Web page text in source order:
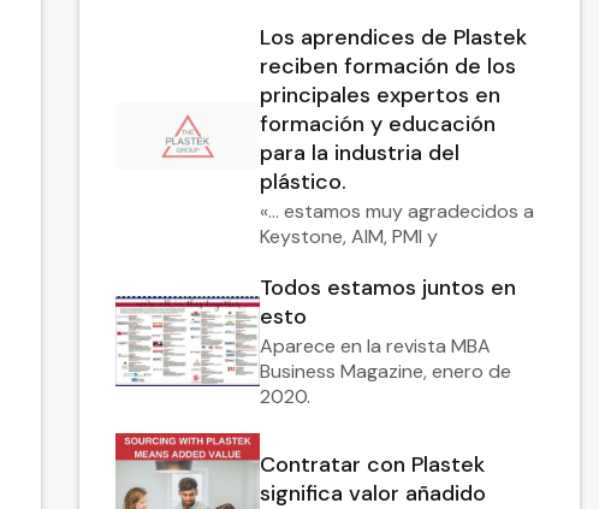
Los aprendices de Plastek
reciben formación de los
principales expertos en
formación y educación
para la industria del
plástico.
«... estamos muy agradecidos a
Keystone, AIM, PMI y
Todos estamos juntos en
esto
Aparece en la revista MBA
Business Magazine, enero de
2020.
Contratar con Plastek
significa valor añadido